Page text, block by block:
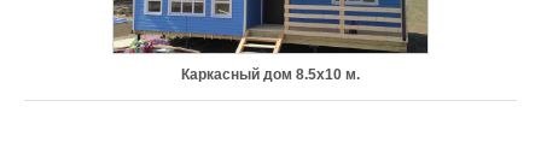
Каркасный дом 8.5х10 м.